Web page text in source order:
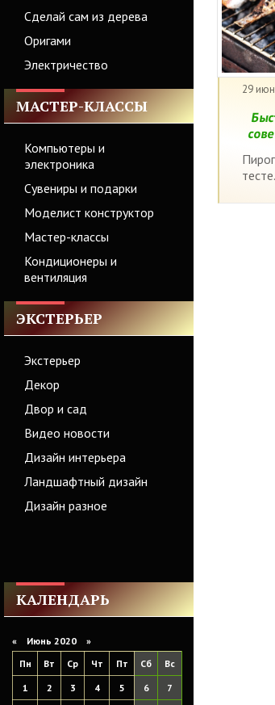
Сделай сам из дерева
Оригами
Электричество
МАСТЕР-КЛАССЫ
Компьютеры и
электроника
Сувениры и подарки
Моделист конструктор
Мастер-классы
Кондиционеры и
вентиляция
ЭКСТЕРЬЕР
Экстерьер
Декор
Двор и сад
Видео новости
Дизайн интерьера
Ландшафтный дизайн
Дизайн разное
КАЛЕНДАРЬ
« Июнь 2020 »
Пн
Вт Ср Чт Пт Сб
Вс
1
2 3 4 5 6
7
29